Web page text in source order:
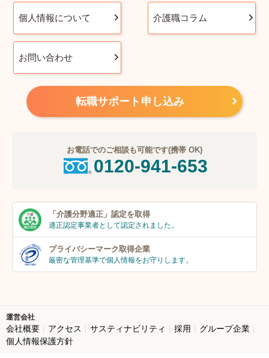
個人情報について 介護職コラム
お問い合わせ
転職サポート申し込み
お電話でのご相談も可能です(携帯 OK)
0120-941-653
「介護分野適正」 認定を取得
適正認定事業者として認定されました。
プライバシーマーク取得企業
厳密な管理基準で個人情報をお守りします。
運営会社
会社概要 アクセス サスティナビリティ 採用
グループ企業
個人情報保護方針